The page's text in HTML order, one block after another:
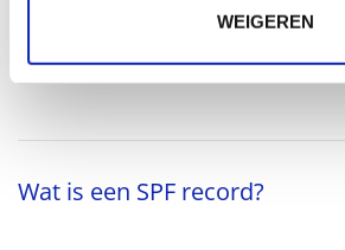
WEIGEREN
Meer lezen
Wat is een SPF record?